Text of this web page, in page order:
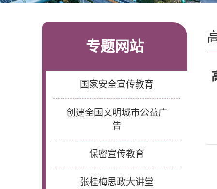
专题网站
国家安全宣传教育
创建全国文明城市公益广
告
保密宣传教育
张桂梅思政大讲堂